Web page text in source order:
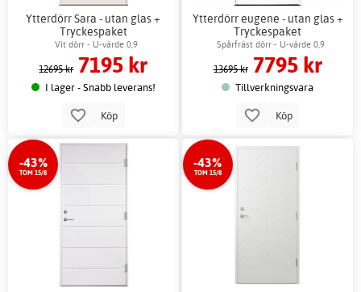
Ytterdörr Sara - utan glas +
Tryckespaket
Vit dörr - U-värde 0,9
12695 kr 7195 kr
I lager - Snabb leverans!
Köp
Ytterdörr eugene - utan glas +
Tryckespaket
Spårfräst dörr - U-värde 0,9
13695 kr 7795 kr
Tillverkningsvara
Köp
-43%
TOM 15/8
-43%
TOM 15/8